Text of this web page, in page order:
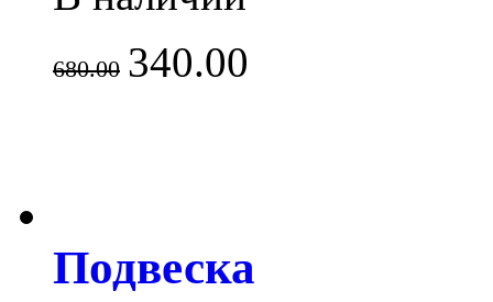
680.00 340.00
Подвеска